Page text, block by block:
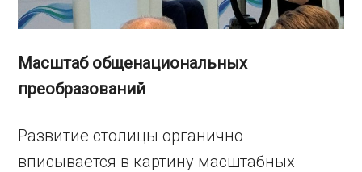
Масштаб общенациональных
преобразований
Развитие столицы органично
вписывается в картину масштабных